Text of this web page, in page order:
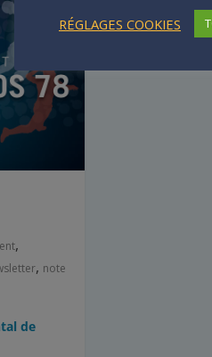
,
, note
de
RÉGLAGES COOKIES